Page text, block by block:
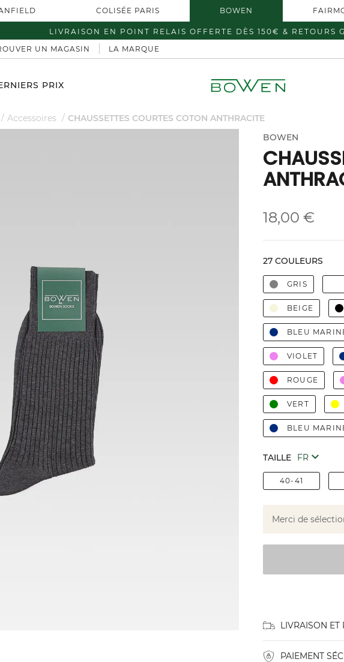
COLISÉE PARIS BOWEN
LIVRAISON EN POINT RELAIS OFFERTE DÈS 150€ & RETOURS
UN MAGASIN LA MARQUE
PRIX
Accessoires CHAUSSETTES COURTES COTON ANTHRACITE
BOWEN
18,00 €
27 COULEURS
GRIS
BEIGE
BLEU
VIOLET
ROUGE
VERT
BLEU
TAILLE
40-41
Merci de
LIVRAISON ET
PAIEMENT